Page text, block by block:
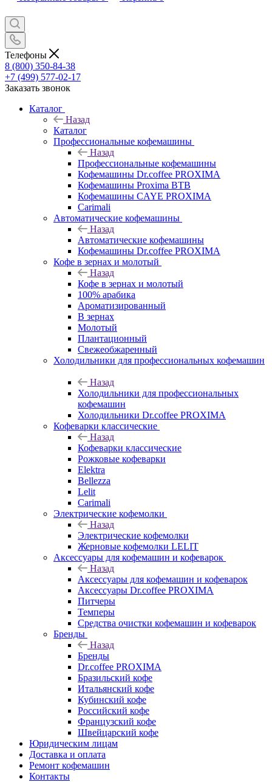
Телефоны
8 (800) 350-84-38
+7 (499) 577-02-17
Заказать звонок
Каталог
Назад
Каталог
Профессиональные кофемашины
Назад
Профессиональные кофемашины
Кофемашины Dr.coffee PROXIMA
Кофемашины Proxima BTB
Кофемашины CAYE PROXIMA
Carimali
Автоматические кофемашины
Назад
Автоматические кофемашины
Кофемашины Dr.coffee PROXIMA
Кофе в зернах и молотый
Назад
Кофе в зернах и молотый
100% арабика
Ароматизированный
В зернах
Молотый
Плантационный
Свежеобжаренный
Холодильники для профессиональных кофемашин
Назад
Холодильники для профессиональных
кофемашин
Холодильники Dr.coffee PROXIMA
Кофеварки классические
Назад
Кофеварки классические
Рожковые кофеварки
Elektra
Bellezza
Lelit
Carimali
Электрические кофемолки
Назад
Электрические кофемолки
Жерновые кофемолки LELIT
Аксессуары для кофемашин и кофеварок
Назад
Аксессуары для кофемашин и кофеварок
Аксессуары Dr.coffee PROXIMA
Питчеры
Темперы
Средства очистки кофемашин и кофеварок
Бренды
Назад
Бренды
Dr.coffee PROXIMA
Бразильский кофе
Итальянский кофе
Кубинский кофе
Российский кофе
Французский кофе
Швейцарский кофе
Юридическим лицам
Доставка и оплата
Ремонт кофемашин
Контакты